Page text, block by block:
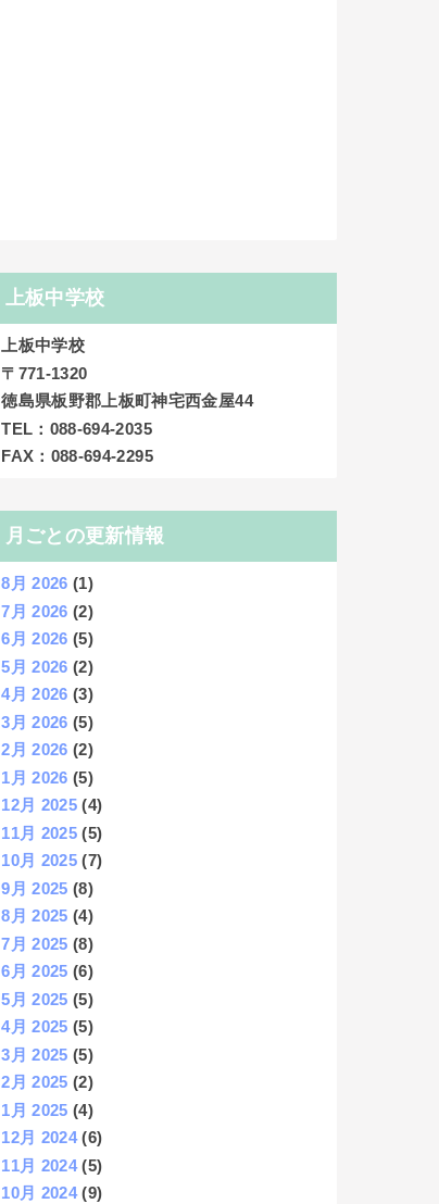
上板中学校
上板中学校
〒771-1320
徳島県板野郡上板町神宅西金屋44
TEL：088-694-2035
FAX：088-694-2295
月ごとの更新情報
8月 2026 (1)
7月 2026 (2)
6月 2026 (5)
5月 2026 (2)
4月 2026 (3)
3月 2026 (5)
2月 2026 (2)
1月 2026 (5)
12月 2025 (4)
11月 2025 (5)
10月 2025 (7)
9月 2025 (8)
8月 2025 (4)
7月 2025 (8)
6月 2025 (6)
5月 2025 (5)
4月 2025 (5)
3月 2025 (5)
2月 2025 (2)
1月 2025 (4)
12月 2024(6)
11月 2024(5)
10月 2024(9)